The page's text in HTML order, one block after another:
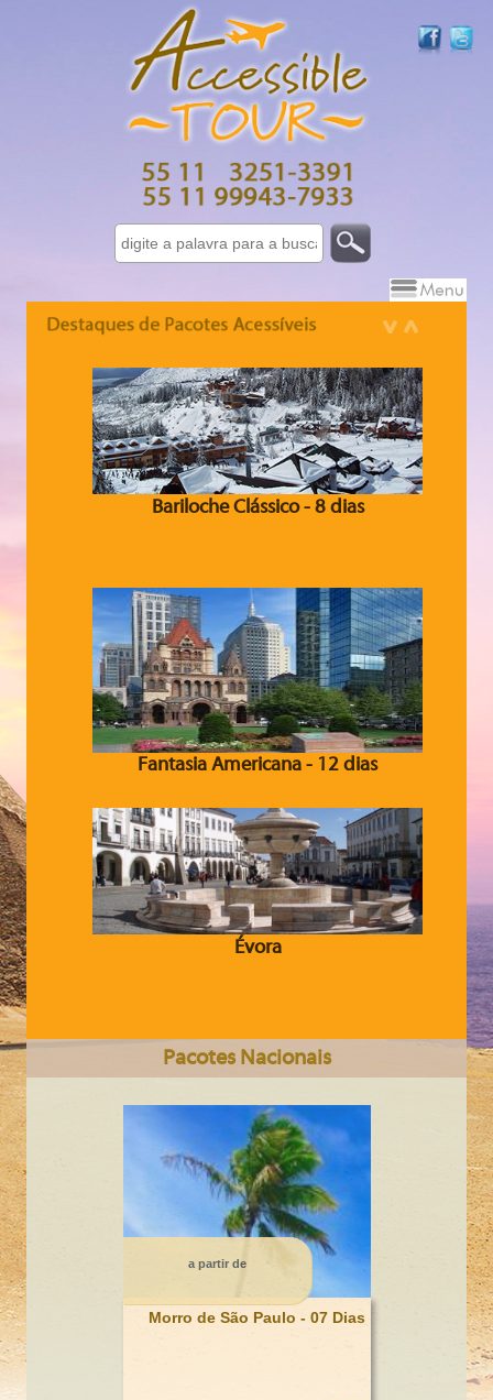
Israel 7 dias - 10 dias
Bariloche Clássico - 8 dias
Fantasia Americana - 12 dias
Évora
CIDADE DO CABO Somente Terrestre 6 dias
Pacotes Nacionais
a partir de
Morro de São Paulo - 07 Dias